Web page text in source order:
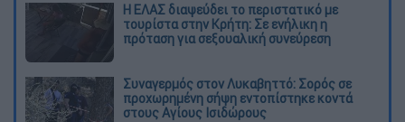
Η ΕΛΑΣ διαψεύδει το περιστατικό με
τουρίστα στην Κρήτη: Σε ενήλικη η
πρόταση για σεξουαλική συνεύρεση
Συναγερμός στον Λυκαβηττό: Σορός σε
προχωρημένη σήψη εντοπίστηκε κοντά
στους Αγίους Ισιδώρους